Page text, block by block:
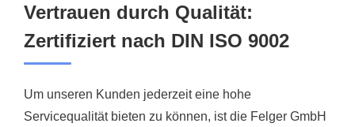
Vertrauen durch Qualität:
Zertifiziert nach DIN ISO 9002
Um unseren Kunden jederzeit eine hohe
Servicequalität bieten zu können, ist die Felger GmbH